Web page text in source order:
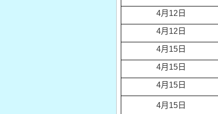
4月12日
4月12日
4月15日
4月15日
4月15日
4月15日